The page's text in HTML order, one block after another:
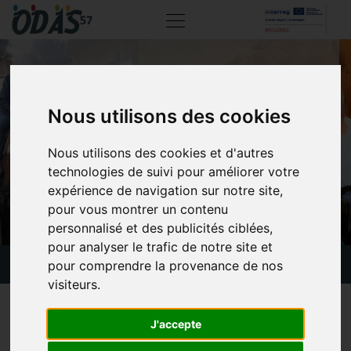
Nous utilisons des cookies
Nous utilisons des cookies et d'autres
technologies de suivi pour améliorer votre
expérience de navigation sur notre site,
pour vous montrer un contenu
personnalisé et des publicités ciblées,
pour analyser le trafic de notre site et
pour comprendre la provenance de nos
visiteurs.
J'accepte
ÉQUITHÉRAPIE À
Actualités Équithérapie à Kappelkinger
29 août 2023
Plusieurs résidents de la MAS « les Colombes » ont